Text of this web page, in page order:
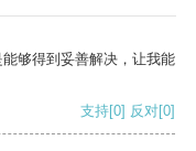
够得到妥善解决，让我能
支持[0] 反对[0]